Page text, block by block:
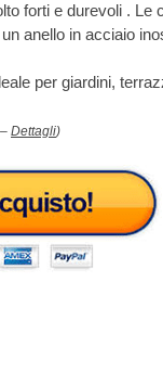
forti e durevoli . Le
anello in acciaio
per giardini,
Dettagli)